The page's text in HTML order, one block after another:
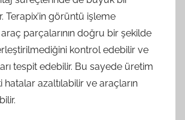
Terapix’in görüntü işleme
parçalarının doğru bir şekilde
kontrol edebilir ve
tespit edebilir. Bu sayede üretim
azaltılabilir ve araçların